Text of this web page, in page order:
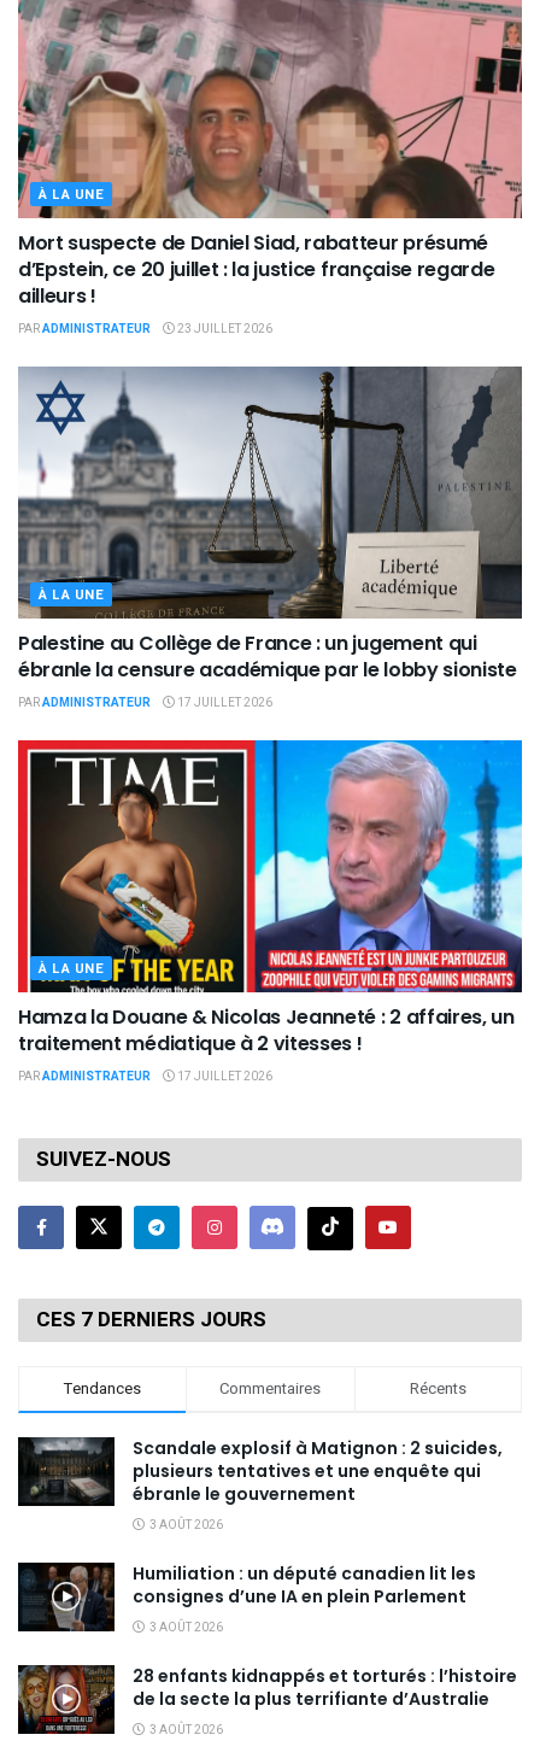
À LA UNE
Mort suspecte de Daniel Siad, rabatteur présumé
d’Epstein, ce 20 juillet : la justice française regarde
ailleurs !
PARADMINISTRATEUR 23 JUILLET 2026
À LA UNE
Palestine au Collège de France : un jugement qui
ébranle la censure académique par le lobby sioniste
PARADMINISTRATEUR 17 JUILLET 2026
À LA UNE
Hamza la Douane & Nicolas Jeanneté : 2 affaires, un
traitement médiatique à 2 vitesses !
PARADMINISTRATEUR 17 JUILLET 2026
SUIVEZ-NOUS
CES 7 DERNIERS JOURS
Tendances Commentaires Récents
Scandale explosif à Matignon : 2 suicides,
plusieurs tentatives et une enquête qui
ébranle le gouvernement
3 AOÛT 2026
Humiliation : un député canadien lit les
consignes d’une IA en plein Parlement
3 AOÛT 2026
28 enfants kidnappés et torturés : l’histoire
de la secte la plus terrifiante d’Australie
3 AOÛT 2026